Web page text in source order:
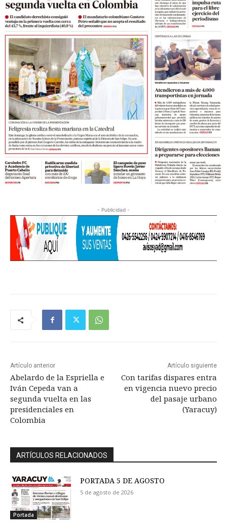
- Publicidad -
Artículo anterior
Abelardo de la Espriella e
Iván Cepeda van a
segunda vuelta en las
presidenciales en
Colombia
Artículo siguiente
Con tarifas dispares entra
en vigencia nuevo precio
del pasaje urbano
(Yaracuy)
ARTÍCULOS RELACIONADOS
Portada
PORTADA 5 DE AGOSTO
5 de agosto de 2026